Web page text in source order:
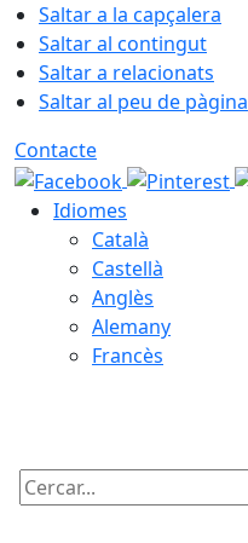
Saltar a la capçalera
Saltar al contingut
Saltar a relacionats
Saltar al peu de pàgina
Contacte
Idiomes
Català
Castellà
Anglès
Alemany
Francès
Cercar: